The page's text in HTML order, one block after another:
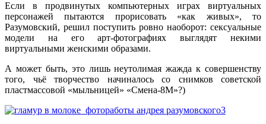
Если в продвинутых компьютерных играх виртуальных
персонажей пытаются прорисовать «как живых», то
Разумовский, решил поступить ровно наоборот: сексуальные
модели на его арт-фотографиях выглядят некими
виртуальными женскими образами.
А может быть, это лишь неутолимая жажда к совершенству
того, чьё творчество начиналось со снимков советской
пластмассовой «мыльницей» «Смена-8М»?)